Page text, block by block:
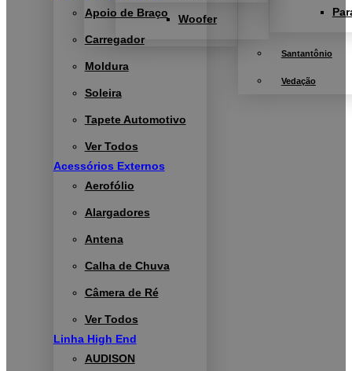
Apoio de Braço
Carregador
Moldura
Soleira
Tapete Automotivo
Ver Todos
Acessórios Externos
Aerofólio
Alargadores
Antena
Calha de Chuva
Câmera de Ré
Ver Todos
Linha High End
AUDISON
Woofer
Santantônio
Vedação